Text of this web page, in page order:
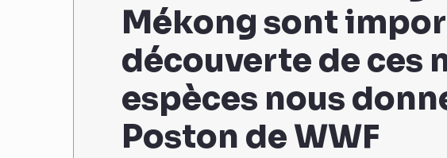
Mékong sont
découverte de ces
espèces nous
Poston de WWF